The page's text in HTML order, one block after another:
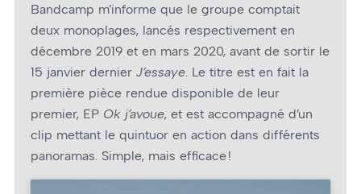
Bandcamp m’informe que le groupe comptait
deux monoplages, lancés respectivement en
décembre 2019 et en mars 2020, avant de sortir le
15 janvier dernier J’essaye. Le titre est en fait la
première pièce rendue disponible de leur
premier, EP Ok j’avoue, et est accompagné d’un
clip mettant le quintuor en action dans différents
panoramas. Simple, mais efficace !